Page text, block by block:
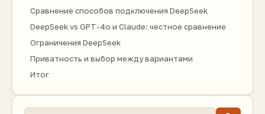
Сравнение способов подключения DeepSeek
DeepSeek vs GPT-4o и Claude: честное сравнение
Ограничения DeepSeek
Приватность и выбор между вариантами
Итог